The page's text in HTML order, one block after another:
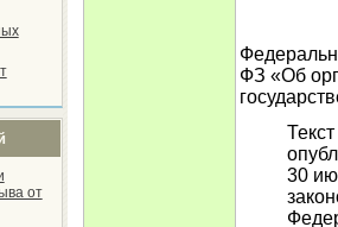
от
ФЗ «Об
30